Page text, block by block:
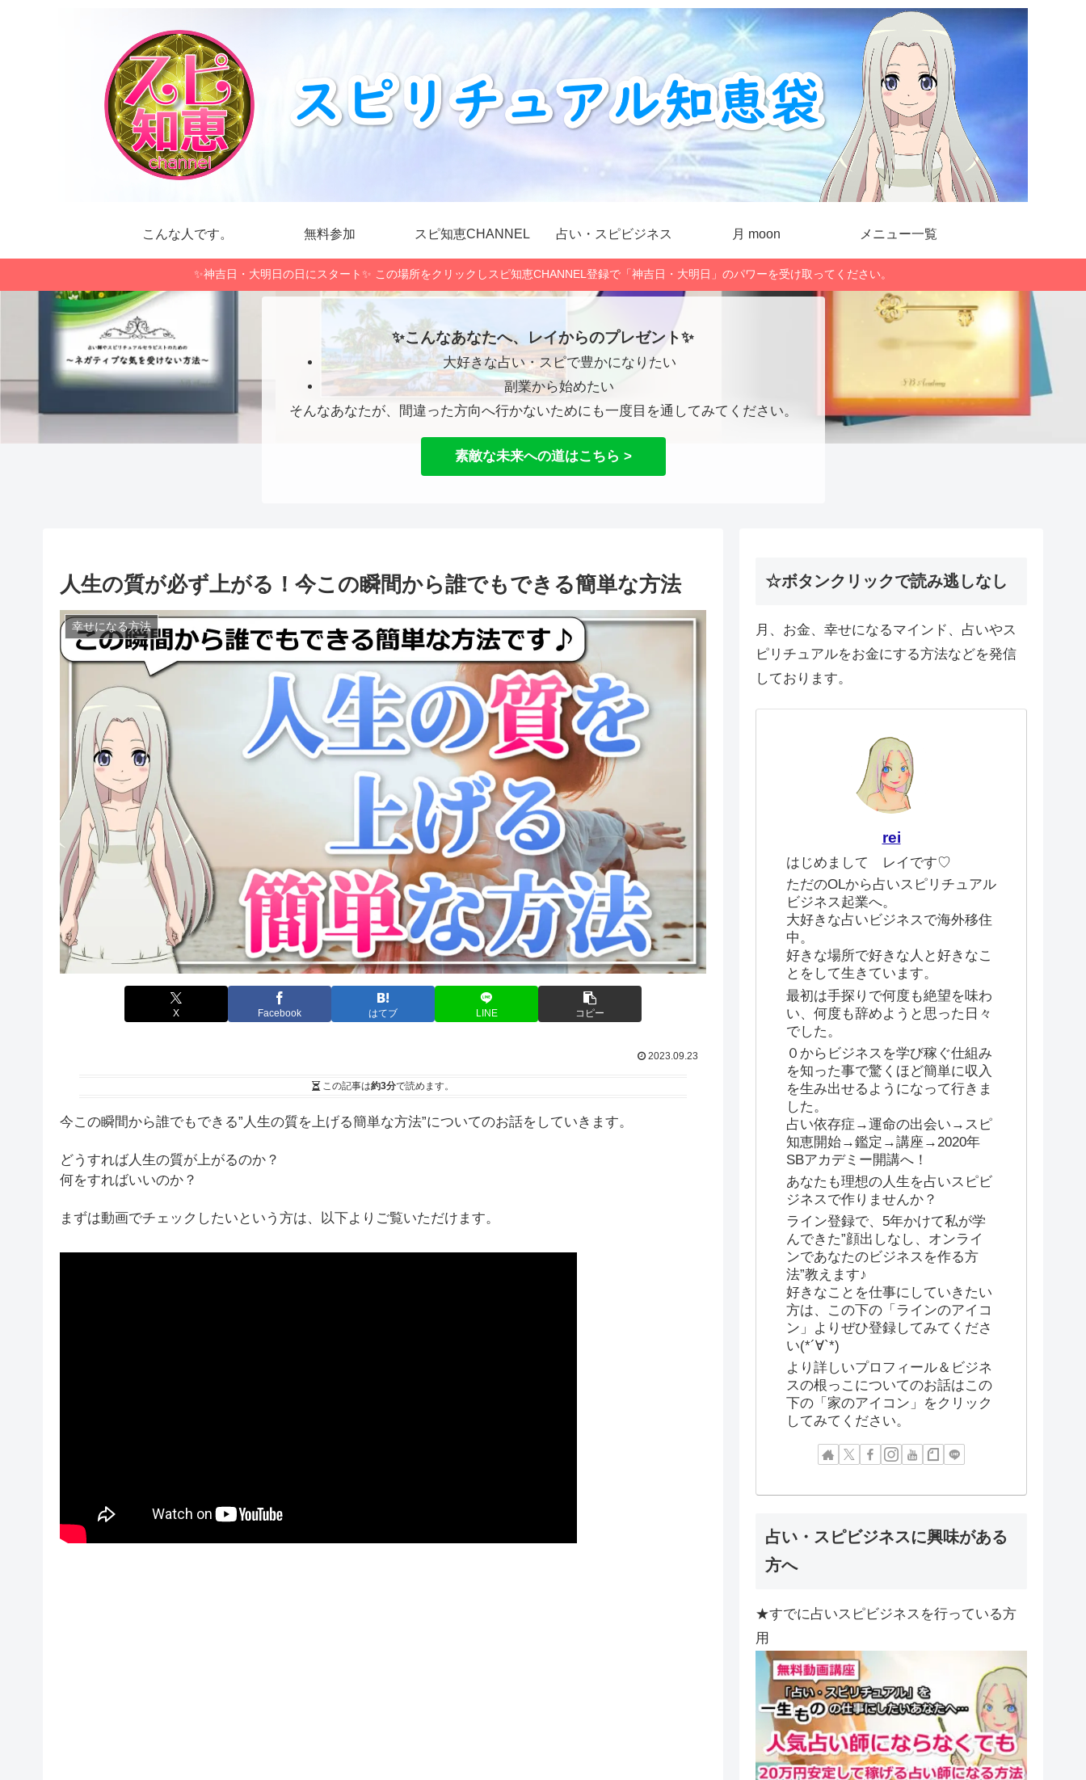
こんな人です。 無料参加 スピ知恵CHANNEL 占い・スピビジネス 月 moon メニュー一覧
✨神吉日・大明日の日にスタート✨ この場所をクリックしスピ知恵CHANNEL登録で「神吉日・大明日」のパワーを受け取ってください。
✨こんなあなたへ、レイからのプレゼント✨
大好きな占い・スピで豊かになりたい
副業から始めたい
そんなあなたが、間違った方向へ行かないためにも一度目を通してみてください。
素敵な未来への道はこちら >
人生の質が必ず上がる！今この瞬間から誰でもできる簡単な方法
幸せになる方法
X Facebook はてブ LINE コピー
2023.09.23
この記事は約3分で読めます。
今この瞬間から誰でもできる”人生の質を上げる簡単な方法”についてのお話をしていきます。
どうすれば人生の質が上がるのか？
何をすればいいのか？
まずは動画でチェックしたいという方は、以下よりご覧いただけます。
☆ボタンクリックで読み逃しなし
月、お金、幸せになるマインド、占いやス
ピリチュアルをお金にする方法などを発信
しております。
rei
はじめまして レイです♡
ただのOLから占いスピリチュアル
ビジネス起業へ。
大好きな占いビジネスで海外移住
中。
好きな場所で好きな人と好きなこ
とをして生きています。
最初は手探りで何度も絶望を味わ
い、何度も辞めようと思った日々
でした。
０からビジネスを学び稼ぐ仕組み
を知った事で驚くほど簡単に収入
を生み出せるようになって行きま
した。
占い依存症→運命の出会い→スピ
知恵開始→鑑定→講座→2020年
SBアカデミー開講へ！
あなたも理想の人生を占いスピビ
ジネスで作りませんか？
ライン登録で、5年かけて私が学
んできた”顔出しなし、オンライ
ンであなたのビジネスを作る方
法”教えます♪
好きなことを仕事にしていきたい
方は、この下の「ラインのアイコ
ン」よりぜひ登録してみてくださ
い(*´∀`*)
より詳しいプロフィール＆ビジネ
スの根っこについてのお話はこの
下の「家のアイコン」をクリック
してみてください。
占い・スピビジネスに興味がある
方へ
★すでに占いスピビジネスを行っている方
用